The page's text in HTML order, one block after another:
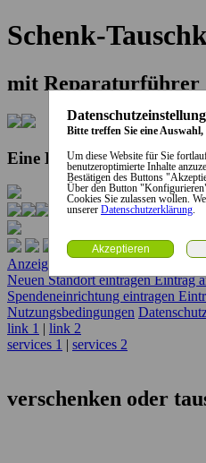
Schenk-
mit Reparaturführer
Eine Kooperation der
Anzeige erstellen
Neuen Standort eintragenEintrag
Spendeneinrichtung eintragen
Nutzungsbedingungen
link 1 | link 2
services 1 | services 2
verschenken oder
Bitte treffen Sie eine
Um diese Website für Sie
benutzeroptimierte Inhalte
Bestätigen des Buttons
Über den Button
Cookies Sie zulassen wollen.
unserer Datenschutzerklärung.